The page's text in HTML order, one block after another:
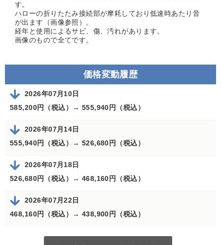
す。
ハローの折りたたみ接続部が摩耗しており低速時あたり音
が出ます（画像参照）。
経年と使用によるサビ、傷、汚れがあります。
画像のもので全てです。
価格変動履歴
2026年07月10日
585,200円（税込）→ 555,940円（税込）
2026年07月14日
555,940円（税込）→ 526,680円（税込）
2026年07月18日
526,680円（税込）→ 468,160円（税込）
2026年07月22日
468,160円（税込）→ 438,900円（税込）